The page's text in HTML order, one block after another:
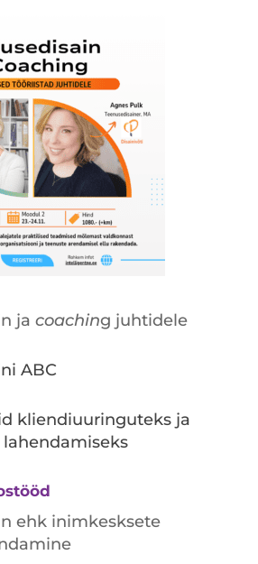
ja coaching juhtidele
ABC
kliendiuuringuteks ja
ehk inimkesksete